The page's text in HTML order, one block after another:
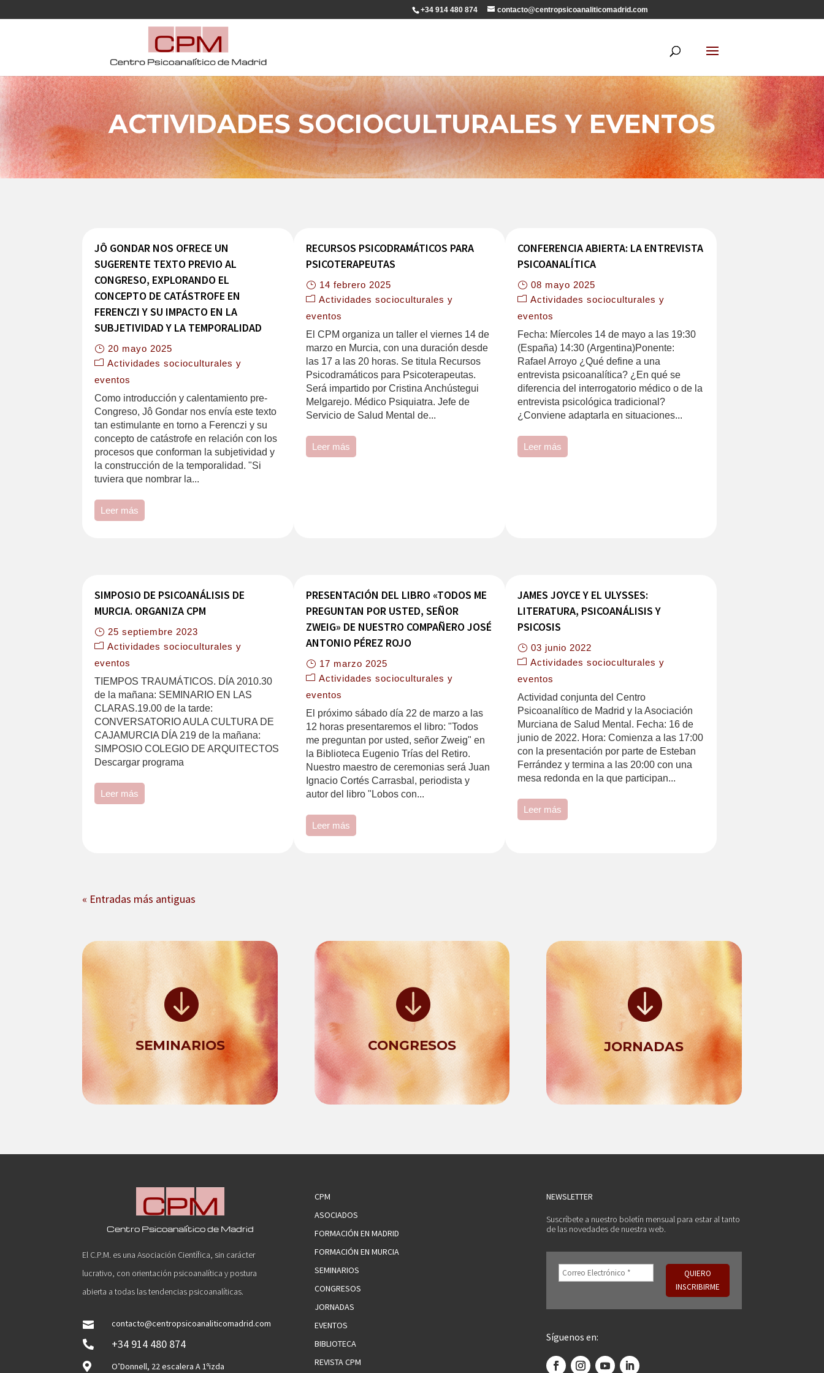
+34 914 480 874 contacto@centropsicoanaliticomadrid.com
ACTIVIDADES SOCIOCULTURALES Y EVENTOS
JÔ GONDAR NOS OFRECE UN
SUGERENTE TEXTO PREVIO AL
CONGRESO, EXPLORANDO EL
CONCEPTO DE CATÁSTROFE EN
FERENCZI Y SU IMPACTO EN LA
SUBJETIVIDAD Y LA TEMPORALIDAD
20 mayo 2025
Actividades socioculturales y
eventos
Como introducción y calentamiento pre-
Congreso, Jô Gondar nos envía este texto
tan estimulante en torno a Ferenczi y su
concepto de catástrofe en relación con los
procesos que conforman la subjetividad y
la construcción de la temporalidad. "Si
tuviera que nombrar la...
Leer más
RECURSOS PSICODRAMÁTICOS PARA
PSICOTERAPEUTAS
14 febrero 2025
Actividades socioculturales y
eventos
El CPM organiza un taller el viernes 14 de
marzo en Murcia, con una duración desde
las 17 a las 20 horas. Se titula Recursos
Psicodramáticos para Psicoterapeutas.
Será impartido por Cristina Anchústegui
Melgarejo. Médico Psiquiatra. Jefe de
Servicio de Salud Mental de...
Leer más
CONFERENCIA ABIERTA: LA ENTREVISTA
PSICOANALÍTICA
08 mayo 2025
Actividades socioculturales y
eventos
Fecha: Míercoles 14 de mayo a las 19:30
(España) 14:30 (Argentina)Ponente:
Rafael Arroyo ¿Qué define a una
entrevista psicoanalítica? ¿En qué se
diferencia del interrogatorio médico o de la
entrevista psicológica tradicional?
¿Conviene adaptarla en situaciones...
Leer más
SIMPOSIO DE PSICOANÁLISIS DE
MURCIA. ORGANIZA CPM
25 septiembre 2023
Actividades socioculturales y
eventos
TIEMPOS TRAUMÁTICOS. DÍA 2010.30
de la mañana: SEMINARIO EN LAS
CLARAS.19.00 de la tarde:
CONVERSATORIO AULA CULTURA DE
CAJAMURCIA DÍA 219 de la mañana:
SIMPOSIO COLEGIO DE ARQUITECTOS
Descargar programa
Leer más
PRESENTACIÓN DEL LIBRO «TODOS ME
PREGUNTAN POR USTED, SEÑOR
ZWEIG» DE NUESTRO COMPAÑERO JOSÉ
ANTONIO PÉREZ ROJO
17 marzo 2025
Actividades socioculturales y
eventos
El próximo sábado día 22 de marzo a las
12 horas presentaremos el libro: "Todos
me preguntan por usted, señor Zweig" en
la Biblioteca Eugenio Trías del Retiro.
Nuestro maestro de ceremonias será Juan
Ignacio Cortés Carrasbal, periodista y
autor del libro "Lobos con...
Leer más
JAMES JOYCE Y EL ULYSSES:
LITERATURA, PSICOANÁLISIS Y
PSICOSIS
03 junio 2022
Actividades socioculturales y
eventos
Actividad conjunta del Centro
Psicoanalítico de Madrid y la Asociación
Murciana de Salud Mental. Fecha: 16 de
junio de 2022. Hora: Comienza a las 17:00
con la presentación por parte de Esteban
Ferrández y termina a las 20:00 con una
mesa redonda en la que participan...
Leer más
« Entradas más antiguas

SEMINARIOS

CONGRESOS

JORNADAS
Centro Psicoanalítico de Madrid
El C.P.M. es una Asociación Científica, sin carácter
lucrativo, con orientación psicoanalítica y postura
abierta a todas las tendencias psicoanalíticas.

contacto@centropsicoanaliticomadrid.com

+34 914 480 874

O’Donnell, 22 escalera A 1ºizda
CPM
ASOCIADOS
FORMACIÓN EN MADRID
FORMACIÓN EN MURCIA
SEMINARIOS
CONGRESOS
JORNADAS
EVENTOS
BIBLIOTECA
REVISTA CPM
NEWSLETTER
Suscríbete a nuestro boletín mensual para estar al tanto
de las novedades de nuestra web.
Síguenos en: